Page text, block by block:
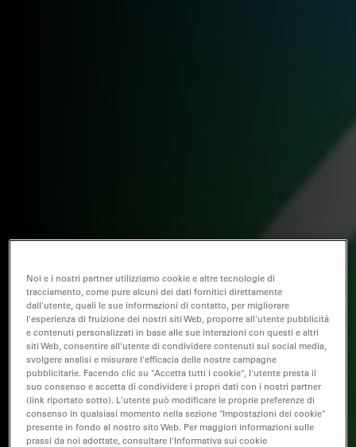
Noi e i nostri partner utilizziamo cookie e altre tecnologie di
tracciamento, come pure alcuni dei dati fornitici direttamente
dall'utente, quali le sue informazioni di contatto, per migliorare
l'esperienza di fruizione dei nostri siti Web, proporre all'utente pubblicità
e contenuti personalizzati in base alle sue interazioni con questi e altri
siti Web, consentire all'utente di condividere contenuti sui social media,
svolgere analisi e misurare l'efficacia delle nostre campagne
pubblicitarie. Facendo clic su "Accetta tutti i cookie", l'utente presta il
suo consenso e accetta di condividere i propri dati con i nostri partner
(link riportato sotto). L'utente può modificare le proprie preferenze di
consenso in qualsiasi momento nella sezione "Impostazioni dei cookie"
presente in fondo al nostro sito Web. Per maggiori informazioni sulle
prassi da noi adottate, consultare l'Informativa sui cookie